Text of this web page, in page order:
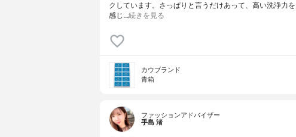
クしています。さっぱりと言うだけあって、高い洗浄力を
感じ…続きを見る
カウブランド
青箱
ファッションアドバイザー
手島 渚